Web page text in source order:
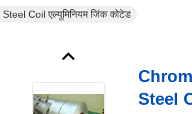
Coil एल्यूमिनियम जिंक कोटेड
Steel